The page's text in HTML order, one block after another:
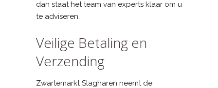
dan staat het team van experts klaar om u
te adviseren.
Veilige Betaling en
Verzending
Zwartemarkt Slagharen neemt de